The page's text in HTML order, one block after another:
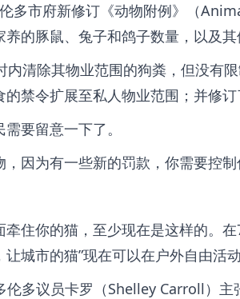
多市府新修订《动物附例》（
的豚鼠、兔子和鸽子数量，以及其
内清除其物业范围的狗粪，但没有
禁令扩展至私人物业范围；并修订
要留意一下了。
因为有一些新的罚款，你需要控制
住你的猫，至少现在是这样的。
城市的猫”现在可以在户外自由活动
多议员卡罗（Shelley Carroll）主